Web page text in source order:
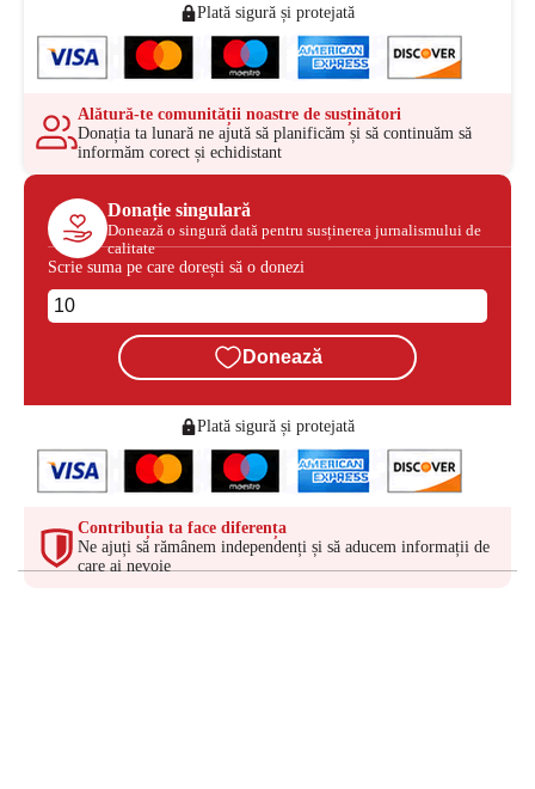
Plată sigură și protejată
Alătură-te comunității noastre de susținători
Donația ta lunară ne ajută să planificăm și să continuăm să
informăm corect și echidistant
Donație singulară
Donează o singură dată pentru susținerea jurnalismului de
calitate
Scrie suma pe care dorești să o donezi
Donează
Plată sigură și protejată
Contribuția ta face diferența
Ne ajuți să rămânem independenți și să aducem informații de
care ai nevoie